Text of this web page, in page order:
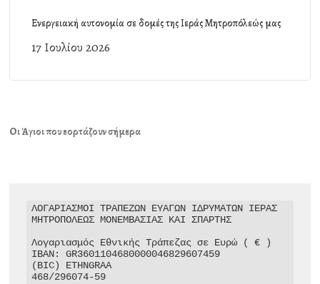
Ενεργειακή αυτονομία σε δομές της Ιεράς Μητροπόλεώς μας
17 Ιουλίου 2026
Οι Άγιοι που εορτάζουν σήμερα
ΛΟΓΑΡΙΑΣΜΟΙ ΤΡΑΠΕΖΩΝ ΕΥΑΓΩΝ ΙΔΡΥΜΑΤΩΝ ΙΕΡΑΣ
ΜΗΤΡΟΠΟΛΕΩΣ ΜΟΝΕΜΒΑΣΙΑΣ ΚΑΙ ΣΠΑΡΤΗΣ
Λογαριασμός Εθνικής Τράπεζας σε Ευρώ ( € )
IBAN: GR3601104680000046829607459
(BIC) ETHNGRAA
468/296074-59